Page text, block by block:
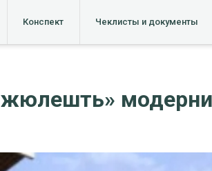
Конспект Чеклисты и документы